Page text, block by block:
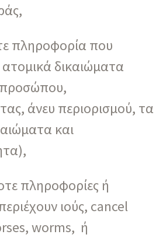
πληροφορία που
δικαιώματα
άνευ περιορισμού, τα
και
πληροφορίες ή
ιούς, cancel
worms, ή